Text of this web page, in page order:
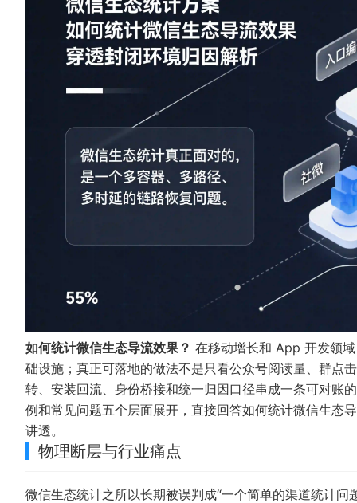
如何统计微信生态导流效果？ 在移动增长和 App 开发领
础设施；真正可落地的做法不是只看公众号阅读量、群点
转、安装回流、身份桥接和统一归因口径串成一条可对账
例和常见问题五个层面展开，直接回答如何统计微信生态
讲透。
物理断层与行业痛点
微信生态统计之所以长期被误判成“一个简单的渠道统计